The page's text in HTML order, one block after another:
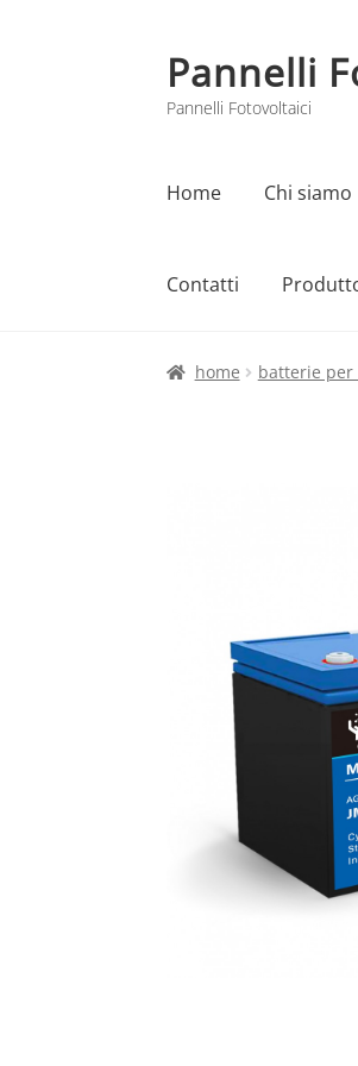
Vai
alla
navigazione
Vai
al
contenuto
Pannelli
Pannelli Fotovoltaici
Home Chi siamo
Contatti
Home Cart Checkout
home batterie